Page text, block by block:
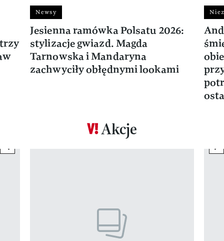
Newsy
Jesienna ramówka Polsatu 2026:
stylizacje gwiazd. Magda
Tarnowska i Mandaryna
zachwyciły obłędnymi lookami
Akcje